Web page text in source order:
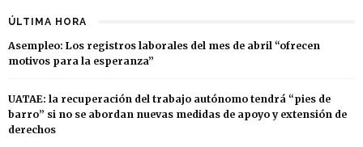
ÚLTIMA HORA
Asempleo: Los registros laborales del mes de abril “ofrecen
motivos para la esperanza”
UATAE: la recuperación del trabajo autónomo tendrá “pies de
barro” si no se abordan nuevas medidas de apoyo y extensión de
derechos